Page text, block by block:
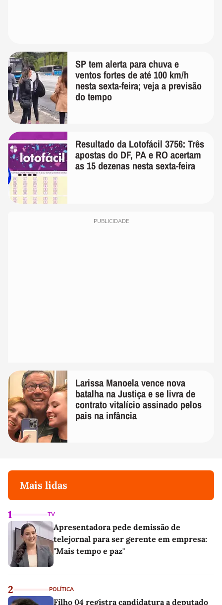
SP tem alerta para chuva e
ventos fortes de até 100 km/h
nesta sexta-feira; veja a previsão
do tempo
Resultado da Lotofácil 3756: Três
apostas do DF, PA e RO acertam
as 15 dezenas nesta sexta-feira
PUBLICIDADE
Larissa Manoela vence nova
batalha na Justiça e se livra de
contrato vitalício assinado pelos
pais na infância
Mais lidas
1 TV
Apresentadora pede demissão de
telejornal para ser gerente em empresa:
"Mais tempo e paz"
2 POLÍTICA
Filho 04 registra candidatura a deputado